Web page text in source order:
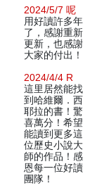
2024/5/7 呢
用好讀許多年
了，感謝重新
更新，也感謝
大家的付出！
2024/4/4 R
這里居然能找
到哈維爾．西
耶拉的書！驚
喜萬分！希望
能讀到更多這
位歷史小說大
師的作品！感
恩每一位好讀
團隊！